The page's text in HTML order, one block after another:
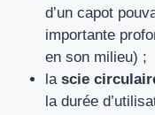
d’un capot
importante
en son milieu) ;
la scie
la durée